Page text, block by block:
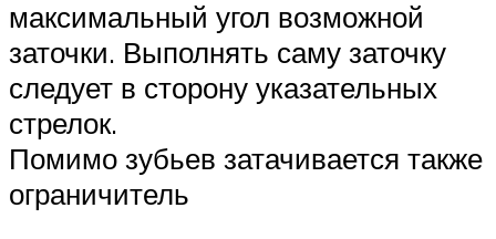
максимальный угол возможной
заточки. Выполнять саму заточку
следует в сторону указательных
стрелок.
Помимо зубьев затачивается также
ограничитель